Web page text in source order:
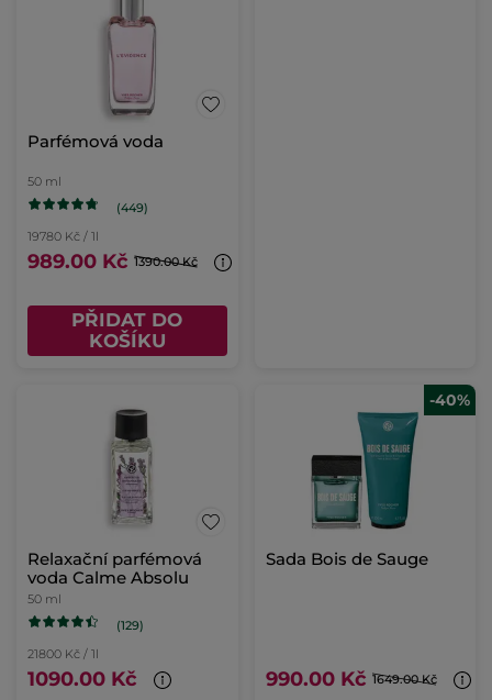
Parfémová voda
50 ml
(449)
19780 Kč / 1l
989.00 Kč 1390.00 Kč
PŘIDAT DO
KOŠÍKU
Relaxační parfémová
voda Calme Absolu
50 ml
(129)
21800 Kč / 1l
1090.00 Kč
-40%
Sada Bois de Sauge
990.00 Kč 1649.00 Kč